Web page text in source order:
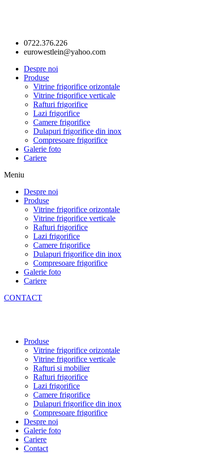
0722.376.226
eurowestlein@yahoo.com
Despre noi
Produse
Vitrine frigorifice orizontale
Vitrine frigorifice verticale
Rafturi frigorifice
Lazi frigorifice
Camere frigorifice
Dulapuri frigorifice din inox
Compresoare frigorifice
Galerie foto
Cariere
Meniu
Despre noi
Produse
Vitrine frigorifice orizontale
Vitrine frigorifice verticale
Rafturi frigorifice
Lazi frigorifice
Camere frigorifice
Dulapuri frigorifice din inox
Compresoare frigorifice
Galerie foto
Cariere
CONTACT
Produse
Vitrine frigorifice orizontale
Vitrine frigorifice verticale
Rafturi si mobilier
Rafturi frigorifice
Lazi frigorifice
Camere frigorifice
Dulapuri frigorifice din inox
Compresoare frigorifice
Despre noi
Galerie foto
Cariere
Contact